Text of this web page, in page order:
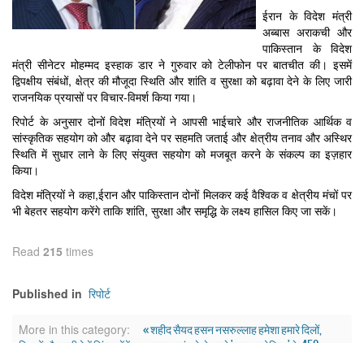
ईरान के विदेश मंत्री
अब्बास अराकची और
पाकिस्तान के विदेश
मंत्री सीनेटर मोहम्मद इस्हाक डार ने गुरुवार को टेलीफोन पर बातचीत की। इसमें
द्विपक्षीय संबंधों, क्षेत्र की मौजूदा स्थिति और शांति व सुरक्षा को बढ़ावा देने के लिए जारी
राजनयिक प्रयासों पर विचार-विमर्श किया गया।
रिपोर्ट के अनुसार दोनों विदेश मंत्रियों ने आपसी भाईचारे और राजनीतिक आर्थिक व
सांस्कृतिक सहयोग को और बढ़ावा देने पर सहमति जताई और क्षेत्रीय तनाव और अस्थिर
स्थिति में सुधार लाने के लिए संयुक्त सहयोग को मजबूत करने के संकल्प का इज़हार
किया।
विदेश मंत्रियों ने कहा,ईरान और पाकिस्तान दोनों मिलकर कई वैश्विक व क्षेत्रीय मंचों पर
भी बेहतर सहयोग करेंगे ताकि शांति, सुरक्षा और समृद्धि के लक्ष्य हासिल किए जा सकें।
Read 215 times
Published in रिपोर्ट
More in this category:
« शहीद सैयद हसन नसरुल्लाह हमेशा हमारे दिलों,